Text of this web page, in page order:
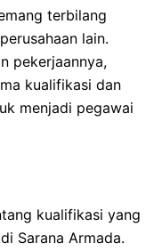
terbilang
lain.
pekerjaannya,
kualifikasi dan
menjadi pegawai
kualifikasi yang
Sarana Armada.